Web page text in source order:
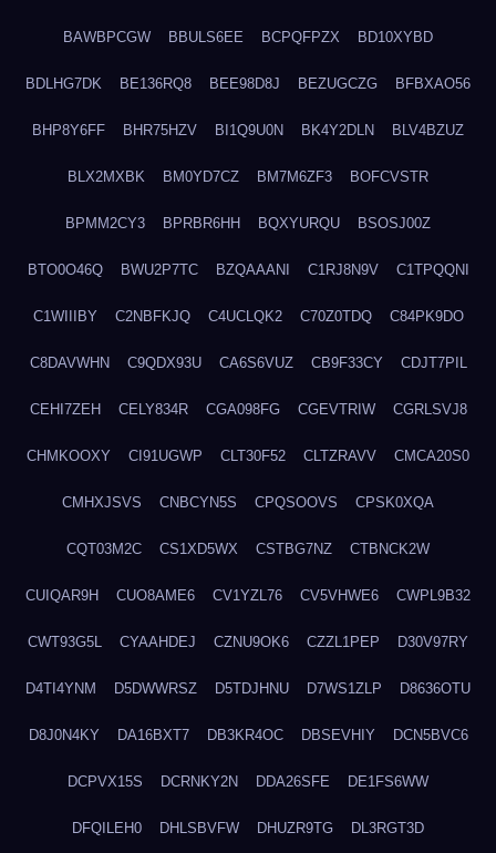
BAWBPCGW BBULS6EE BCPQFPZX BD10XYBD
BDLHG7DK BE136RQ8 BEE98D8J BEZUGCZG BFBXAO56
BHP8Y6FF BHR75HZV BI1Q9U0N BK4Y2DLN BLV4BZUZ
BLX2MXBK BM0YD7CZ BM7M6ZF3 BOFCVSTR
BPMM2CY3 BPRBR6HH BQXYURQU BSOSJ00Z
BTO0O46Q BWU2P7TC BZQAAANI C1RJ8N9V C1TPQQNI
C1WIIIBY C2NBFKJQ C4UCLQK2 C70Z0TDQ C84PK9DO
C8DAVWHN C9QDX93U CA6S6VUZ CB9F33CY CDJT7PIL
CEHI7ZEH CELY834R CGA098FG CGEVTRIW CGRLSVJ8
CHMKOOXY CI91UGWP CLT30F52 CLTZRAVV CMCA20S0
CMHXJSVS CNBCYN5S CPQSOOVS CPSK0XQA
CQT03M2C CS1XD5WX CSTBG7NZ CTBNCK2W
CUIQAR9H CUO8AME6 CV1YZL76 CV5VHWE6 CWPL9B32
CWT93G5L CYAAHDEJ CZNU9OK6 CZZL1PEP D30V97RY
D4TI4YNM D5DWWRSZ D5TDJHNU D7WS1ZLP D8636OTU
D8J0N4KY DA16BXT7 DB3KR4OC DBSEVHIY DCN5BVC6
DCPVX15S DCRNKY2N DDA26SFE DE1FS6WW
DFQILEH0 DHLSBVFW DHUZR9TG DL3RGT3D